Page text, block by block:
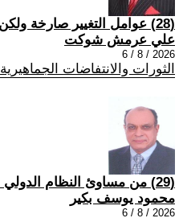
(28) عوامل التغيير صارخة ولكن فعلها ما زال خافتاً
علي عرمش شوكت
2026 / 8 / 6
الثورات والانتفاضات الجماهيرية
(29) من مساوئ النظام الدولي الجديد٢
محمود يوسف بكير
2026 / 8 / 6